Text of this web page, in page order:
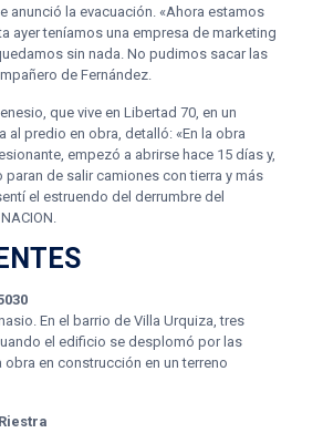
anunció la evacuación. «Ahora estamos
ayer teníamos una empresa de marketing
sin nada. No pudimos sacar las
de Fernández.
que vive en Libertad 70, en un
al predio en obra, detalló: «En la obra
empezó a abrirse hace 15 días y,
paran de salir camiones con tierra y más
el estruendo del derrumbre del
En el barrio de Villa Urquiza, tres
el edificio se desplomó por las
obra en construcción en un terreno